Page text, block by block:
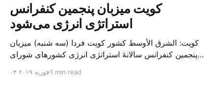
کویت میزبان پنجمین کنفرانس
استراتژی انرژی می‌شود
کویت: الشرق الأوسط کشور کویت فردا (سه شنبه) میزبان
پنجمین کنفرانس سالانهٔ استراتژی انرژی کشورهای شورای
متخصص از شرکت‌های جهانی نفت و گاز در این کنفرانس
۰۴ فوریه ۲۰۱۹1 min read